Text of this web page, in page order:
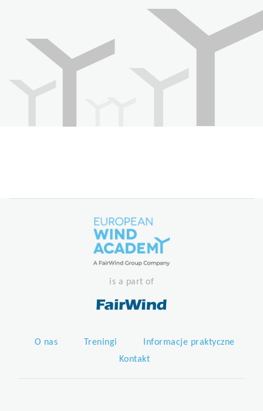
is a part of
O nas Treningi
Informacje praktyczne
Kontakt